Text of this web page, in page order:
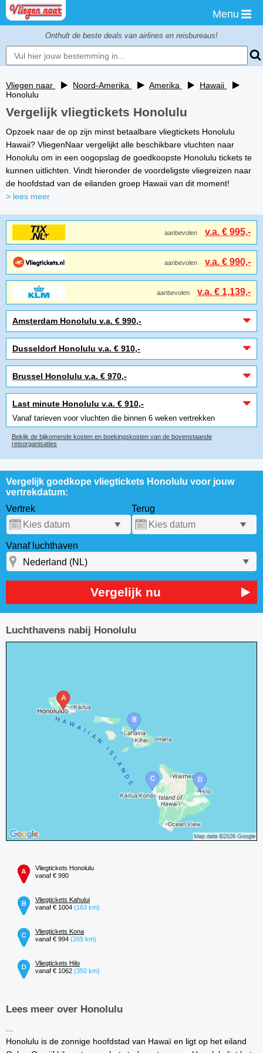
Menu
Onthult de beste deals van airlines en reisbureaus!
Vliegen naar Noord-Amerika Amerika
Hawaii
Honolulu
Vergelijk vliegtickets Honolulu
Opzoek naar de op zijn minst betaalbare vliegtickets Honolulu
Hawaii? VliegenNaar vergelijkt alle beschikbare vluchten naar
Honolulu om in een oogopslag de goedkoopste Honolulu tickets te
kunnen uitlichten. Vindt hieronder de voordeligste vliegreizen naar
de hoofdstad van de eilanden groep Hawaii van dit moment!
> lees meer
aanbevolen v.a. € 995,-
aanbevolen v.a. € 990,-
aanbevolen v.a. € 1,139,-
Amsterdam Honolulu v.a. € 990,-
Dusseldorf Honolulu v.a. € 910,-
Brussel Honolulu v.a. € 970,-
Last minute Honolulu v.a. € 910,-
Vanaf tarieven voor vluchten die binnen 6 weken vertrekken
Bekijk de bijkomende kosten en boekingskosten van de bovenstaande
reisorganisaties
Vergelijk goedkope vliegtickets Honolulu voor jouw
vertrekdatum:
Vertrek
Terug
Vanaf luchthaven
Vergelijk nu
Luchthavens nabij Honolulu
Vliegtickets Honolulu
vanaf € 990
Vliegtickets Kahului
vanaf € 1004 (163 km)
Vliegtickets Kona
vanaf € 994 (265 km)
Vliegtickets Hilo
vanaf € 1062 (350 km)
Lees meer over Honolulu
...
Honolulu is de zonnige hoofdstad van Hawaï en ligt op het eiland